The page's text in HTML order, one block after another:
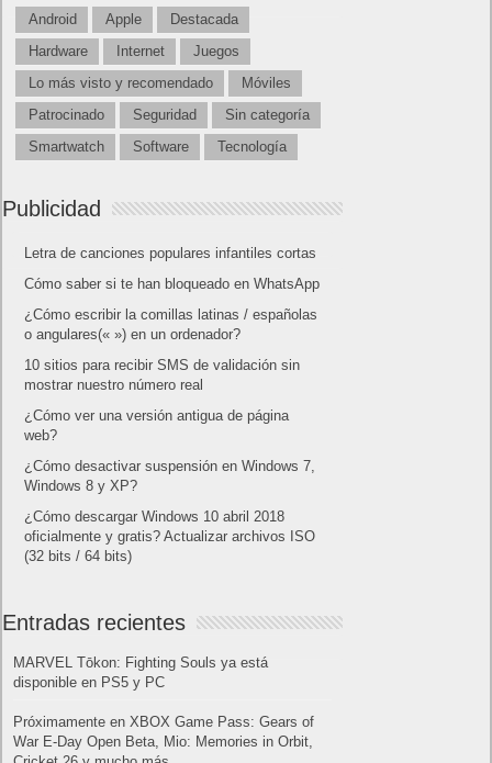
Android Apple
Destacada
Hardware
Internet
Juegos
Lo más visto y recomendado
Móviles
Patrocinado
Seguridad
Sin categoría
Smartwatch
Software Tecnología
Publicidad
Letra de canciones populares infantiles cortas
Cómo saber si te han bloqueado en WhatsApp
¿Cómo escribir la comillas latinas / españolas
o angulares(« ») en un ordenador?
10 sitios para recibir SMS de validación sin
mostrar nuestro número real
¿Cómo ver una versión antigua de página
web?
¿Cómo desactivar suspensión en Windows 7,
Windows 8 y XP?
¿Cómo descargar Windows 10 abril 2018
oficialmente y gratis? Actualizar archivos ISO
(32 bits / 64 bits)
Entradas recientes
MARVEL Tōkon: Fighting Souls ya está
disponible en PS5 y PC
Próximamente en XBOX Game Pass: Gears of
War E-Day Open Beta, Mio: Memories in Orbit,